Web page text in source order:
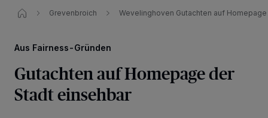
Grevenbroich Wevelinghoven Gutachten auf
Aus Fairness-Gründen
Gutachten auf Homepage der
Stadt einsehbar
Wir und unsere218-Partner speichern und greifen auf personenbezogene Daten
wie Browserdaten oder eindeutige Kennungen auf Ihrem Gerät zu. Durch Auswahl